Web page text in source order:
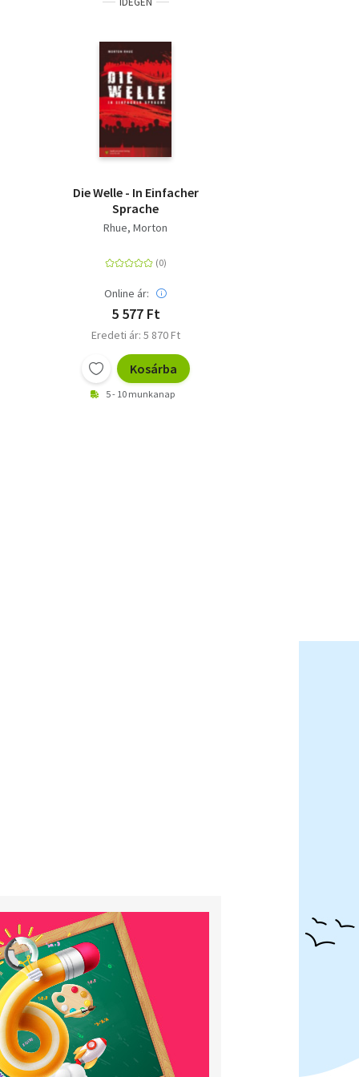
Die Welle - In Einfacher
Sprache
Rhue, Morton
Online ár:
5 577 Ft
Eredeti ár: 5 870 Ft
Kosárba
5 - 10 munkanap